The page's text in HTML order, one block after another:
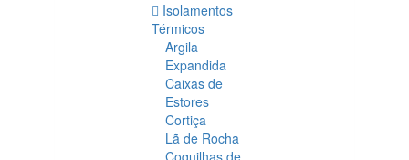
Isolamentos
Térmicos
Argila
Expandida
Caixas de
Estores
Cortiça
Lã de Rocha
Coquilhas de